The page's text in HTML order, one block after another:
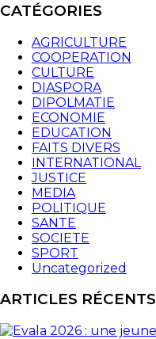
CATÉGORIES
AGRICULTURE
COOPERATION
CULTURE
DIASPORA
DIPOLMATIE
ECONOMIE
EDUCATION
FAITS DIVERS
INTERNATIONAL
JUSTICE
MEDIA
POLITIQUE
SANTE
SOCIETE
SPORT
Uncategorized
ARTICLES RÉCENTS